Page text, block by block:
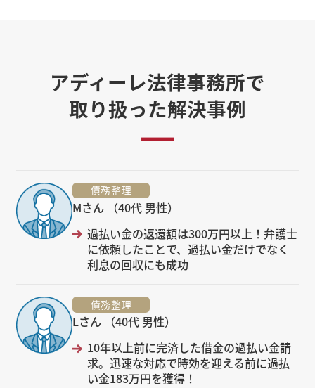
アディーレ法律事務所で
取り扱った解決事例
債務整理
Mさん （40代 男性）
過払い金の返還額は300万円以上！弁護士
に依頼したことで、過払い金だけでなく
利息の回収にも成功
債務整理
Lさん （40代 男性）
10年以上前に完済した借金の過払い金請
求。迅速な対応で時効を迎える前に過払
い金183万円を獲得！